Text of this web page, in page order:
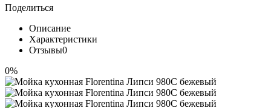
Поделиться
Описание
Характеристики
Отзывы0
0%